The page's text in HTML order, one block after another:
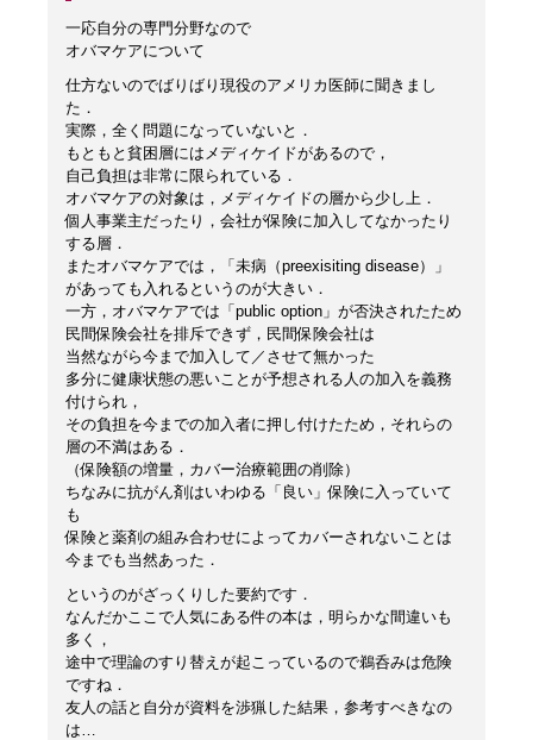
一応自分の専門分野なので
オバマケアについて
仕方ないのでばりばり現役のアメリカ医師に聞きまし
た．
実際，全く問題になっていないと．
もともと貧困層にはメディケイドがあるので，
自己負担は非常に限られている．
オバマケアの対象は，メディケイドの層から少し上．
個人事業主だったり，会社が保険に加入してなかったり
する層．
またオバマケアでは，「未病（preexisiting disease）」
があっても入れるというのが大きい．
一方，オバマケアでは「public option」が否決されたため
民間保険会社を排斥できず，民間保険会社は
当然ながら今まで加入して／させて無かった
多分に健康状態の悪いことが予想される人の加入を義務
付けられ，
その負担を今までの加入者に押し付けたため，それらの
層の不満はある．
（保険額の増量，カバー治療範囲の削除）
ちなみに抗がん剤はいわゆる「良い」保険に入っていて
も
保険と薬剤の組み合わせによってカバーされないことは
今までも当然あった．
というのがざっくりした要約です．
なんだかここで人気にある件の本は，明らかな間違いも
多く，
途中で理論のすり替えが起こっているので鵜呑みは危険
ですね．
友人の話と自分が資料を渉猟した結果，参考すべきなの
は…